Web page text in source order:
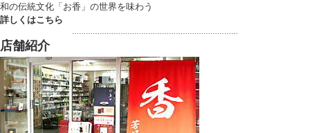
和の伝統文化「お香」の世界を味わう
詳しくはこちら
店舗紹介